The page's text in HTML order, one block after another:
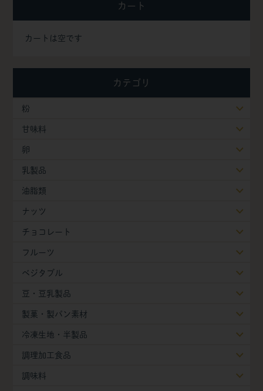
カート
カートは空です
カテゴリ
粉
甘味料
卵
乳製品
油脂類
ナッツ
チョコレート
フルーツ
ベジタブル
豆・豆乳製品
製菓・製パン素材
冷凍生地・半製品
調理加工食品
調味料